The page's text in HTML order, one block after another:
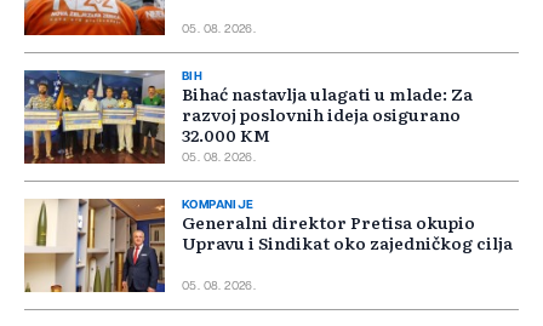
05. 08. 2026.
BIH
Bihać nastavlja ulagati u mlade: Za
razvoj poslovnih ideja osigurano
32.000 KM
05. 08. 2026.
KOMPANIJE
Generalni direktor Pretisa okupio
Upravu i Sindikat oko zajedničkog cilja
05. 08. 2026.